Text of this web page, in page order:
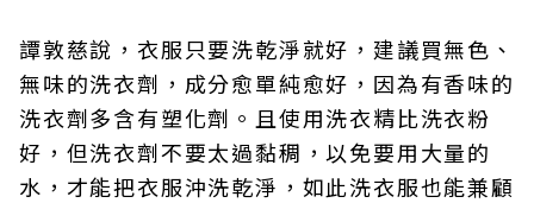
譚敦慈說，衣服只要洗乾淨就好，建議買無色、
無味的洗衣劑，成分愈單純愈好，因為有香味的
洗衣劑多含有塑化劑。且使用洗衣精比洗衣粉
好，但洗衣劑不要太過黏稠，以免要用大量的
水，才能把衣服沖洗乾淨，如此洗衣服也能兼顧